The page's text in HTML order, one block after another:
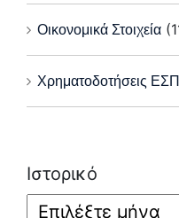
Οικονομικά Στοιχεία
Χρηματοδοτήσεις
Ιστορικό